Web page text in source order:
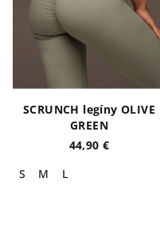
SCRUNCH legíny OLIVE
GREEN
44,90 €
S
M L